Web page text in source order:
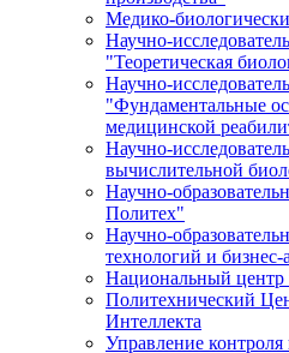
Медико-
Научно-
"Теоретическая
Научно-
"Фундаментальные
медицинской
Научно-
вычислительной
Научно-
Политех"
Научно-
технологий и
Национальный центр
Политехнический
Интеллекта
Управление контроля